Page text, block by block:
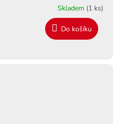
Skladem (1 ks)
Do košíku